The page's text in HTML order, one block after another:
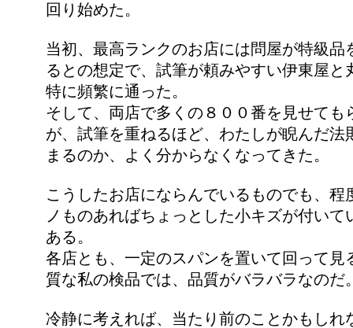
回り始めた。
当初、最高ランクのお店には問屋が特級品
るとの想定で、試筆が頼みやすい伊東屋と
特に頻繁に通った。
そして、両店で多くの８００番を見せても
が、試筆を重ねるほど、わたしが睨んだ法
まるのか、よく分からなくなってきた。
こうしたお店にならんでいるものでも、程
ノものあればちょっとした小キズが付いて
ある。
各店とも、一定のスパンを置いて回って見
質な私の検品では、品質がバラバラなのだ
冷静に考えれば、当たり前のことかもしれ